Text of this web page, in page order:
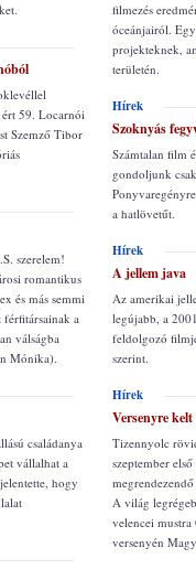
ért 59. Locarnói
Szemző Tibor
szerelem!
romantikus
és más semmi
férfitársainak a
válságba
Mónika).
családanya
vállalhat a
hogy
filmezés
óceánjairól.
projekteknek,
területén.
Hírek
Szoknyás
Számtalan film
gondoljunk
a hatlövetűt.
Hírek
A jellem java
Az amerikai
legújabb, a
feldolgozó
szerint.
Hírek
Versenyre
Tizennyolc
szeptember
A világ
velencei
versenyén